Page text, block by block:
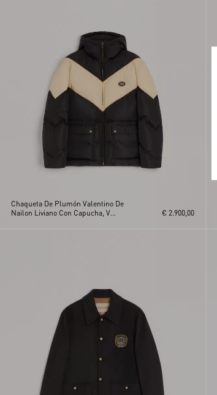
Chaqueta De Plumón Valentino De
Nailon Liviano Con Capucha, V
€ 2.900,00